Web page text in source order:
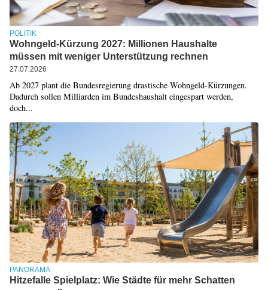
POLITIK
Wohngeld-Kürzung 2027: Millionen Haushalte
müssen mit weniger Unterstützung rechnen
27.07.2026
Ab 2027 plant die Bundesregierung drastische Wohngeld-Kürzungen.
Dadurch sollen Milliarden im Bundeshaushalt eingespart werden,
doch...
PANORAMA
Hitzefalle Spielplatz: Wie Städte für mehr Schatten